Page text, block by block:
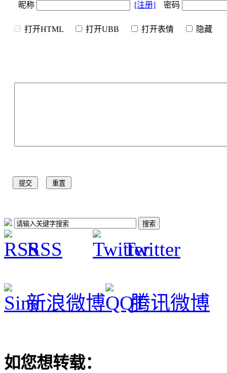
昵称 [注册] 密码
打开HTML 打开UBB 打开表情 隐
RSS Twitter
新浪微博 腾讯微博
如您想转载：